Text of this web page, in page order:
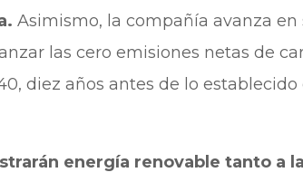
Asimismo, la compañía avanza en
las cero emisiones netas de
diez años antes de lo establecido
energía renovable tanto a